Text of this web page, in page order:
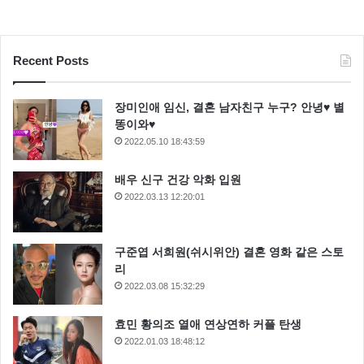
Recent Posts
장미인애 임신, 결혼 남자친구 누구? 안녕♥ 별
똥이와♥
2022.05.10 18:43:59
배우 신구 건강 악화 입원
2022.03.13 12:20:01
구준엽 서희원(쉬시위안) 결혼 영화 같은 스토
리
2022.03.08 15:32:29
효민 황의조 열애 연상연하 커플 탄생
2022.01.03 18:48:12